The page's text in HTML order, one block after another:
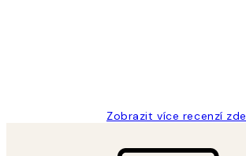
Zobrazit více recenzí zde